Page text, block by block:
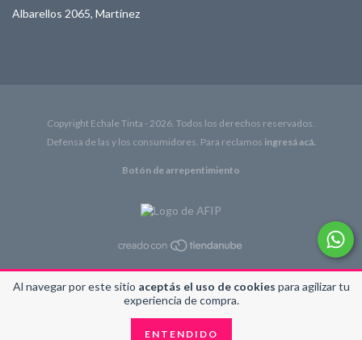
Al navegar por este sitio aceptás el uso de cookies para agilizar tu
experiencia de compra.
ENTENDIDO
Albarellos 2065, Martínez
Copyright Echale Tinta - 2026. Todos los derechos reservados.
Defensa de las y los consumidores. Para reclamos ingresá acá.
Botón de arrepentimiento